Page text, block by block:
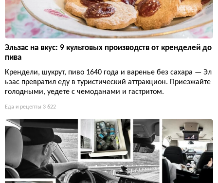
Эльзас на вкус: 9 культовых производств от кренделей до
пива
Крендели, шукрут, пиво 1640 года и варенье без сахара — Эл
ьзас превратил еду в туристический аттракцион. Приезжайте
голодными, уедете с чемоданами и гастритом.
Еда и рецепты 3 622